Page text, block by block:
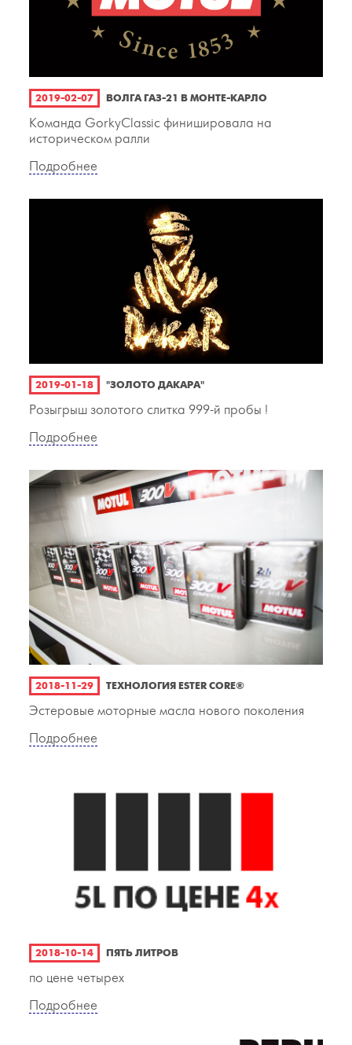
2019-02-07 ВОЛГА ГАЗ-21 В МОНТЕ-КАРЛО
Команда GorkyClassic финишировала на
историческом ралли
Подробнее
2019-01-18 "ЗОЛОТО ДАКАРА"
Розыгрыш золотого слитка 999-й пробы !
Подробнее
2018-11-29 ТЕХНОЛОГИЯ ESTER CORE®
Эстеровые моторные масла нового поколения
Подробнее
2018-10-14 ПЯТЬ ЛИТРОВ
по цене четырех
Подробнее